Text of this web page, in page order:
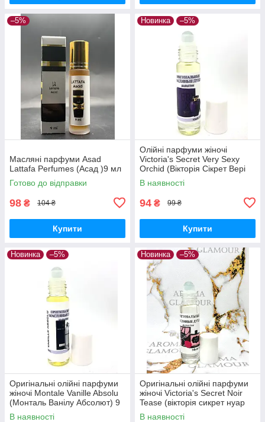
–5%
Масляні парфуми Asad
Lattafa Perfumes (Асад )9 мл
Готово до відправки
98 ₴ 104 ₴
Купити
Новинка –5%
Олійні парфуми жіночі
Victoria's Secret Very Sexy
Orchid (Вікторія Сікрет Вері
Сексі Орхід) 9 мл
В наявності
94 ₴ 99 ₴
Купити
Новинка –5%
Оригінальні олійні парфуми
жіночі Montale Vanille Absolu
(Монталь Ванілу Абсолют) 9
мл
В наявності
Новинка –5%
Оригінальні олійні парфуми
жіночі Victoria's Secret Noir
Tease (вікторія сикрет нуар
тиз) 9 мл
В наявності